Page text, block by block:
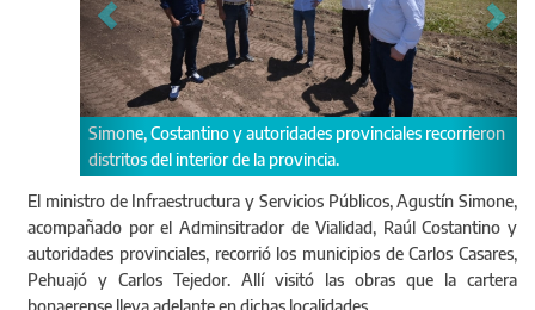
Simone, Costantino y autoridades provinciales recorrieron
distritos del interior de la provincia.
El ministro de Infraestructura y Servicios Públicos, Agustín Simone,
acompañado por el Adminsitrador de Vialidad, Raúl Costantino y
autoridades provinciales, recorrió los municipios de Carlos Casares,
Pehuajó y Carlos Tejedor. Allí visitó las obras que la cartera
bonaerense lleva adelante en dichas localidades.